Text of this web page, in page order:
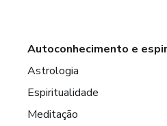
Autoconhecimento e
Astrologia
Espiritualidade
Meditação